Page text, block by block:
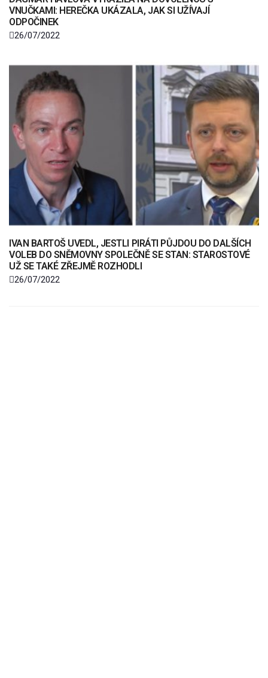
VNUČKAMI: HEREČKA UKÁZALA, JAK SI UŽÍVAJÍ
ODPOČINEK
26/07/2022
IVAN BARTOŠ UVEDL, JESTLI PIRÁTI PŮJDOU DO DALŠÍCH
VOLEB DO SNĚMOVNY SPOLEČNĚ SE STAN: STAROSTOVÉ
UŽ SE TAKÉ ZŘEJMĚ ROZHODLI
26/07/2022